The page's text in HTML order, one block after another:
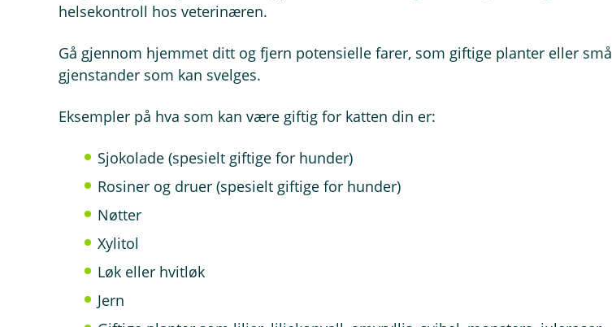
helsekontroll hos veterinæren.
Gå gjennom hjemmet ditt og fjern potensielle farer, som giftige planter eller små
gjenstander som kan svelges.
Eksempler på hva som kan være giftig for katten din er:
Sjokolade (spesielt giftige for hunder)
Rosiner og druer (spesielt giftige for hunder)
Nøtter
Xylitol
Løk eller hvitløk
Jern